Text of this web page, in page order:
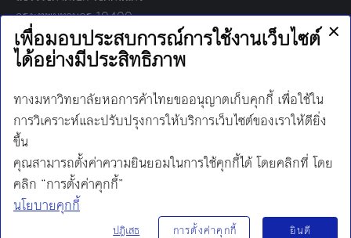
กรุงเทพมหานคร 10400
โทร:
02-697-6000
เวลาทำการ:
8.30 - 17.00
Find us on:
Facebook
TwitterYouTube
Instagram
LineMail
นโยบายการคุ้มครองข้อมูลส่วนบุคคล